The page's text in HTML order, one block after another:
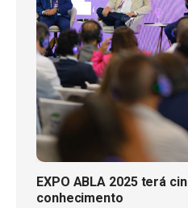
EXPO ABLA 2025 terá
conhecimento